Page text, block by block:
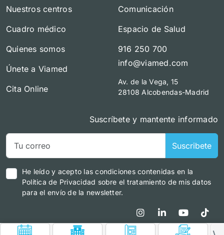
Nuestros centros
Cuadro médico
Quienes somos
Únete a Viamed
Cita Online
Comunicación
Espacio de Salud
916 250 700
info@viamed.com
Av. de la Vega, 15
28108 Alcobendas-Madrid
Suscríbete y mantente informado
Suscribete
He leído y acepto las condiciones contenidas en la
Política de Privacidad sobre el tratamiento de mis datos
para el envío de la newsletter.